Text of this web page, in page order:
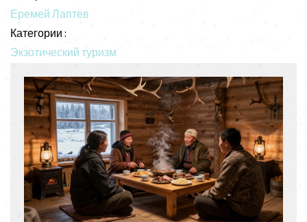
Еремей Лаптев
Категории :
Экзотический туризм